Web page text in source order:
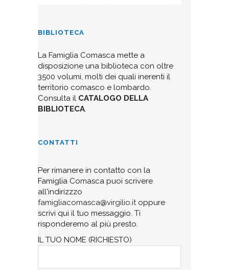
BIBLIOTECA
La Famiglia Comasca mette a
disposizione una biblioteca con oltre
3500 volumi, molti dei quali inerenti il
territorio comasco e lombardo.
Consulta il CATALOGO DELLA
BIBLIOTECA.
CONTATTI
Per rimanere in contatto con la
Famiglia Comasca puoi scrivere
all'indirizzzo
famigliacomasca@virgilio.itoppure
scrivi qui il tuo messaggio. Ti
risponderemo al più presto.
IL TUO NOME (RICHIESTO)